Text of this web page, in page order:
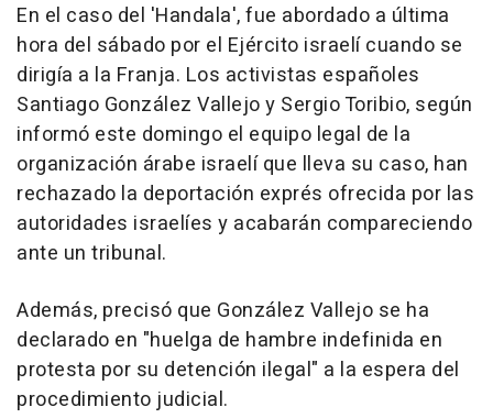
En el caso del 'Handala', fue abordado a última
hora del sábado por el Ejército israelí cuando se
dirigía a la Franja. Los activistas españoles
Santiago González Vallejo y Sergio Toribio, según
informó este domingo el equipo legal de la
organización árabe israelí que lleva su caso, han
rechazado la deportación exprés ofrecida por las
autoridades israelíes y acabarán compareciendo
ante un tribunal.
Además, precisó que González Vallejo se ha
declarado en "huelga de hambre indefinida en
protesta por su detención ilegal" a la espera del
procedimiento judicial.